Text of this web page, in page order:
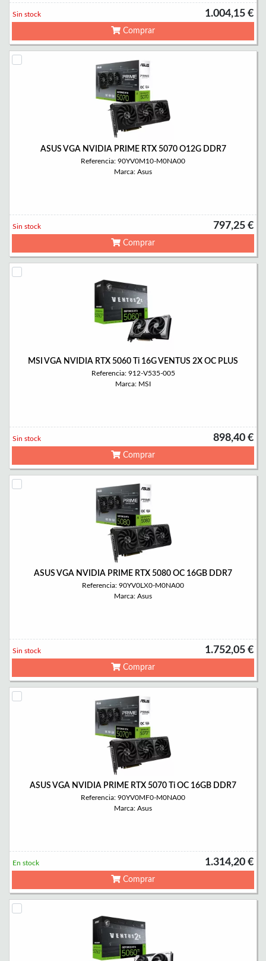
1.004,15 €
Sin stock
Comprar
ASUS VGA NVIDIA PRIME RTX 5070 O12G DDR7
Referencia: 90YV0M10-M0NA00
Marca: Asus
797,25 €
Sin stock
Comprar
MSI VGA NVIDIA RTX 5060 Ti 16G VENTUS 2X OC PLUS
Referencia: 912-V535-005
Marca: MSI
898,40 €
Sin stock
Comprar
ASUS VGA NVIDIA PRIME RTX 5080 OC 16GB DDR7
Referencia: 90YV0LX0-M0NA00
Marca: Asus
1.752,05 €
Sin stock
Comprar
ASUS VGA NVIDIA PRIME RTX 5070 Ti OC 16GB DDR7
Referencia: 90YV0MF0-M0NA00
Marca: Asus
1.314,20 €
En stock
Comprar